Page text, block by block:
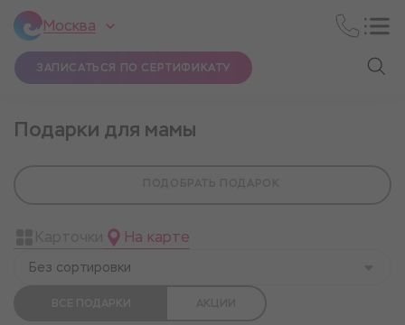
Москва
ЗАПИСАТЬСЯ ПО СЕРТИФИКАТУ
Подарки для мамы
На карте
Без сортировки